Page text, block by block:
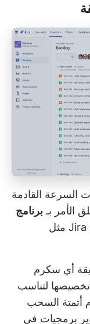
السرعة القادمة
الأمر بـبرنامج
، فإن Jira مثل
أي سكرم
لتناسب
أتمتة السحب
برمجيات في